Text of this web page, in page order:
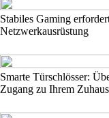
Stabiles Gaming
Netzwerkausrüstung
Smarte Türschlösser:
Zugang zu Ihrem